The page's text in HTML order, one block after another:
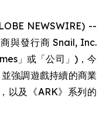
NEWSWIRE) --
與發行商 Snail, Inc.
」或「公司」)，今
強調遊戲持續的商業
以及《ARK》系列的